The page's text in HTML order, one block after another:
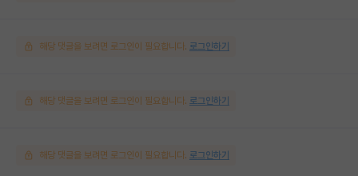
해당 댓글을 보려면 로그인이 필요합니다. 로그인하기
해당 댓글을 보려면 로그인이 필요합니다. 로그인하기
해당 댓글을 보려면 로그인이 필요합니다. 로그인하기